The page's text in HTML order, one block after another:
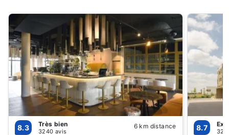
8.3 Très bien
3240 avis
6 km distance 8.7